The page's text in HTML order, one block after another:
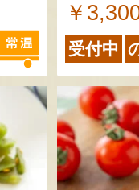
￥
受付中